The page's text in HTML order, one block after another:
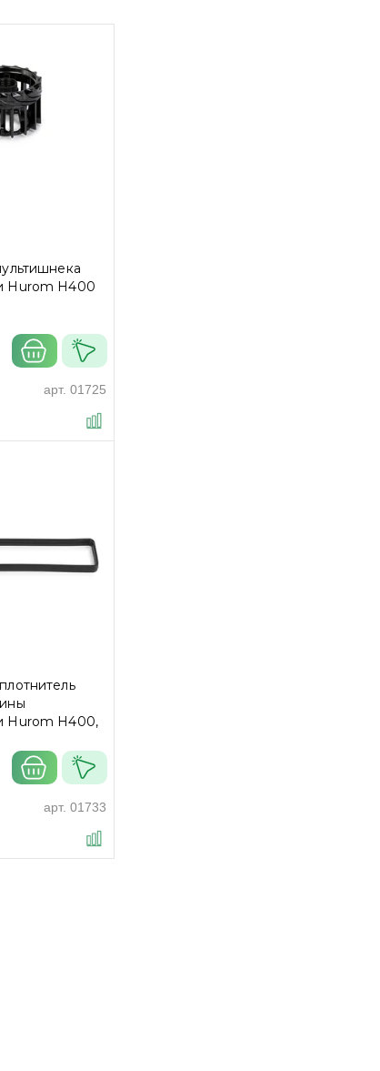
Hurom H400
арт. 01725
Hurom H400,
арт. 01733